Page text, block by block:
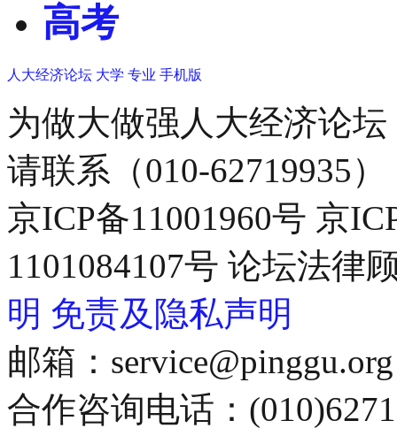
高考
人大经济论坛 大学 专业 手机版
为做大做强人大经济论
请联系（010-62719935）
京ICP备11001960号 京
1101084107号 论坛法律
明 免责及隐私声明
邮箱：service@pinggu.org
合作咨询电话：